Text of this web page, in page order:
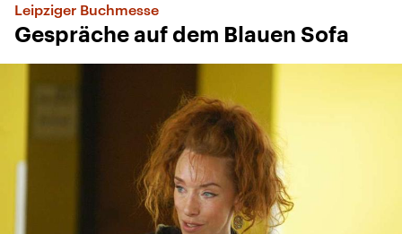
Leipziger Buchmesse
Gespräche auf dem Blauen Sofa